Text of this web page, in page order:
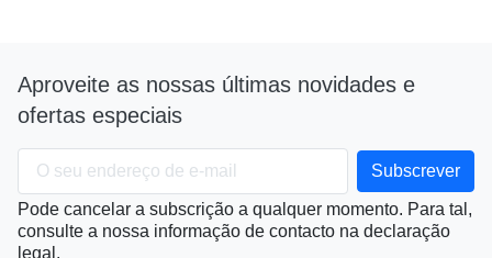
Aproveite as nossas últimas novidades e
ofertas especiais
Pode cancelar a subscrição a qualquer momento. Para tal,
consulte a nossa informação de contacto na declaração
legal.